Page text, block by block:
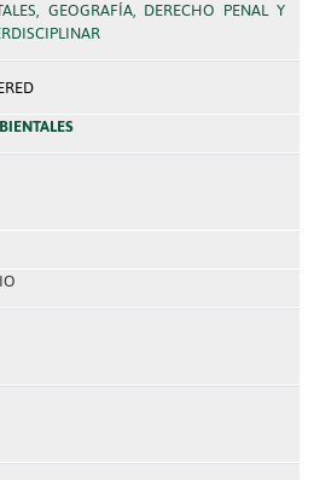
GEOGRAFÍA, DERECHO PENAL Y